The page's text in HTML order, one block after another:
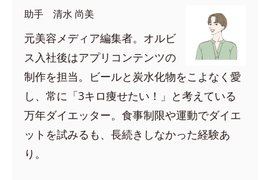
助手 清水 尚美
元美容メディア編集者。オルビ
ス入社後はアプリコンテンツの
制作を担当。ビールと炭水化物をこよなく愛
し、常に「3キロ痩せたい！」と考えている
万年ダイエッター。食事制限や運動でダイエ
ットを試みるも、長続きしなかった経験あ
り。